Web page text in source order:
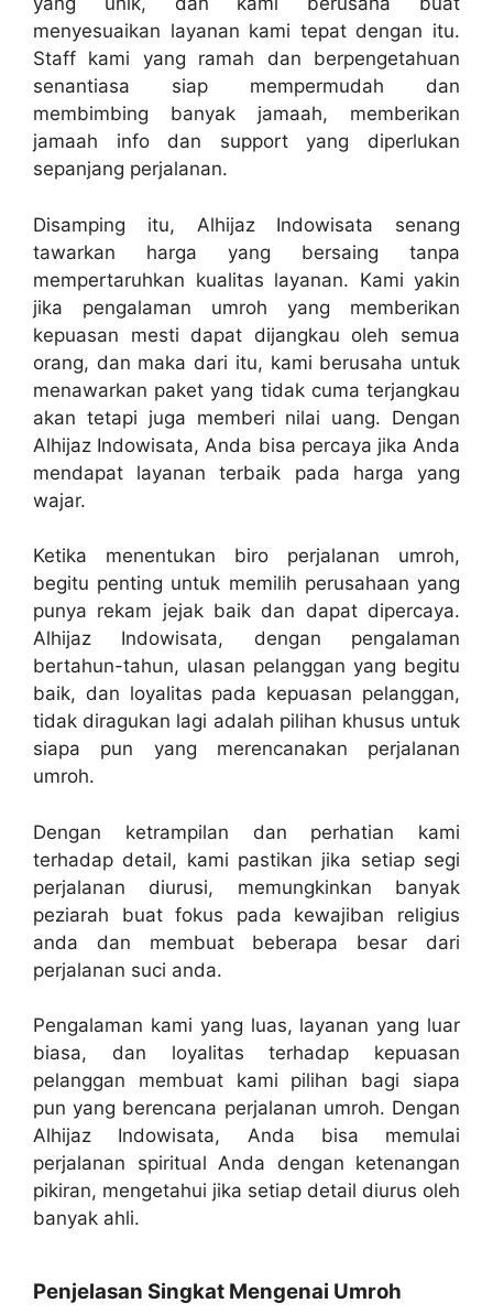
menyesuaikan layanan kami tepat dengan itu.
Staff kami yang ramah dan berpengetahuan
senantiasa siap mempermudah dan
membimbing banyak jamaah, memberikan
jamaah info dan support yang diperlukan
sepanjang perjalanan.
Disamping itu, Alhijaz Indowisata senang
tawarkan harga yang bersaing tanpa
mempertaruhkan kualitas layanan. Kami yakin
jika pengalaman umroh yang memberikan
kepuasan mesti dapat dijangkau oleh semua
orang, dan maka dari itu, kami berusaha untuk
menawarkan paket yang tidak cuma terjangkau
akan tetapi juga memberi nilai uang. Dengan
Alhijaz Indowisata, Anda bisa percaya jika Anda
mendapat layanan terbaik pada harga yang
wajar.
Ketika menentukan biro perjalanan umroh,
begitu penting untuk memilih perusahaan yang
punya rekam jejak baik dan dapat dipercaya.
Alhijaz Indowisata, dengan pengalaman
bertahun-tahun, ulasan pelanggan yang begitu
baik, dan loyalitas pada kepuasan pelanggan,
tidak diragukan lagi adalah pilihan khusus untuk
siapa pun yang merencanakan perjalanan
umroh.
Dengan ketrampilan dan perhatian kami
terhadap detail, kami pastikan jika setiap segi
perjalanan diurusi, memungkinkan banyak
peziarah buat fokus pada kewajiban religius
anda dan membuat beberapa besar dari
perjalanan suci anda.
Pengalaman kami yang luas, layanan yang luar
biasa, dan loyalitas terhadap kepuasan
pelanggan membuat kami pilihan bagi siapa
pun yang berencana perjalanan umroh. Dengan
Alhijaz Indowisata, Anda bisa memulai
perjalanan spiritual Anda dengan ketenangan
pikiran, mengetahui jika setiap detail diurus oleh
banyak ahli.
Penjelasan Singkat Mengenai Umroh